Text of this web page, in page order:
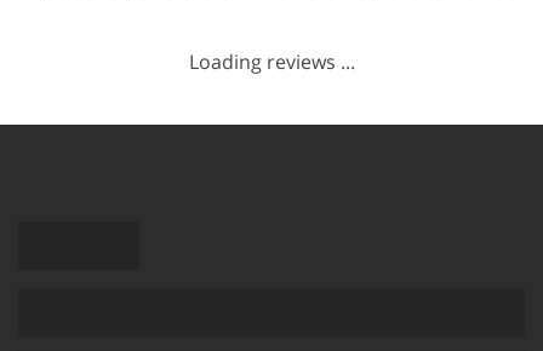
Loading reviews ...